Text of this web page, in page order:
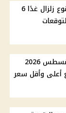
البحوث الفلكية تحسم مزاعم وقوع زلزال غدًا 6
أسعار الدولار اليوم الجمعة 7 أغسطس 2026
أعلى وأقل سعر